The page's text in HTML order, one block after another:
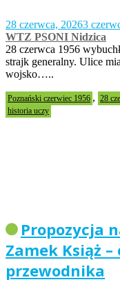
28 czerwca, 20263
WTZ PSONI Nidzica
28 czerwca 1956
strajk generalny. Ulice
wojsko…..
Poznański czerwiec 1956 , 28
historia uczy
Propozycja
Zamek Książ –
przewodnika